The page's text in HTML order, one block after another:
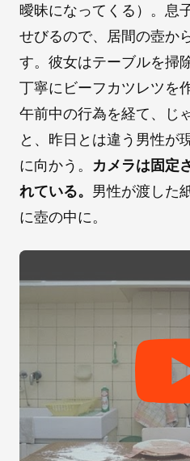
曖昧になってくる）。息
せびるので、居間の壺か
す。彼女はテーブルを掃
丁寧にビーフカツレツを
午前中の行為を経て、じ
と、昨日とは違う男性が
に向かう。 カメラは固定
れている。 男性が渡した
に壺の中に。